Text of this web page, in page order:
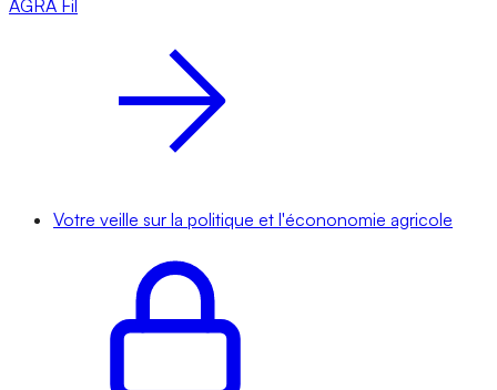
AGRA Fil
Votre veille sur la politique et l'écononomie agricole